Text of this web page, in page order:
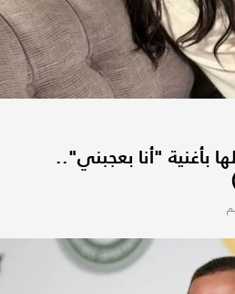
بأغنية "أنا بعجبني"..